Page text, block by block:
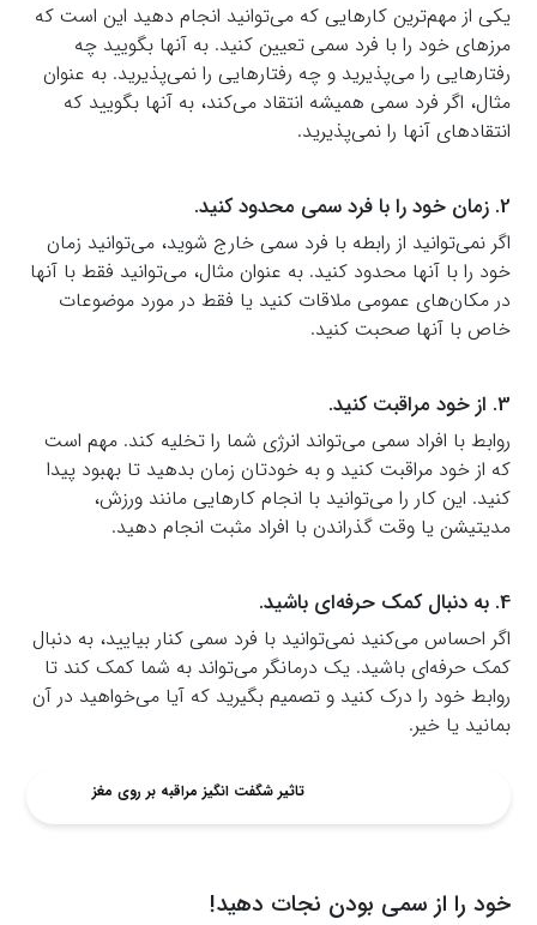
یکی از مهم‌ترین کارهایی که می‌توانید انجام دهید این است که
مرزهای خود را با فرد سمی تعیین کنید. به آنها بگویید چه
رفتارهایی را می‌پذیرید و چه رفتارهایی را نمی‌پذیرید. به عنوان
مثال، اگر فرد سمی همیشه انتقاد می‌کند، به آنها بگویید که
انتقادهای آنها را نمی‌پذیرید.
2. زمان خود را با فرد سمی محدود کنید.
اگر نمی‌توانید از رابطه با فرد سمی خارج شوید، می‌توانید زمان
خود را با آنها محدود کنید. به عنوان مثال، می‌توانید فقط با آنها
در مکان‌های عمومی ملاقات کنید یا فقط در مورد موضوعات
خاص با آنها صحبت کنید.
3. از خود مراقبت کنید.
روابط با افراد سمی می‌تواند انرژی شما را تخلیه کند. مهم است
که از خود مراقبت کنید و به خودتان زمان بدهید تا بهبود پیدا
کنید. این کار را می‌توانید با انجام کارهایی مانند ورزش،
مدیتیشن یا وقت گذراندن با افراد مثبت انجام دهید.
4. به دنبال کمک حرفه‌ای باشید.
اگر احساس می‌کنید نمی‌توانید با فرد سمی کنار بیایید، به دنبال
کمک حرفه‌ای باشید. یک درمانگر می‌تواند به شما کمک کند تا
روابط خود را درک کنید و تصمیم بگیرید که آیا می‌خواهید در آن
بمانید یا خیر.
تاثیر شگفت انگیز مراقبه بر روی مغز
خود را از سمی بودن نجات دهید!